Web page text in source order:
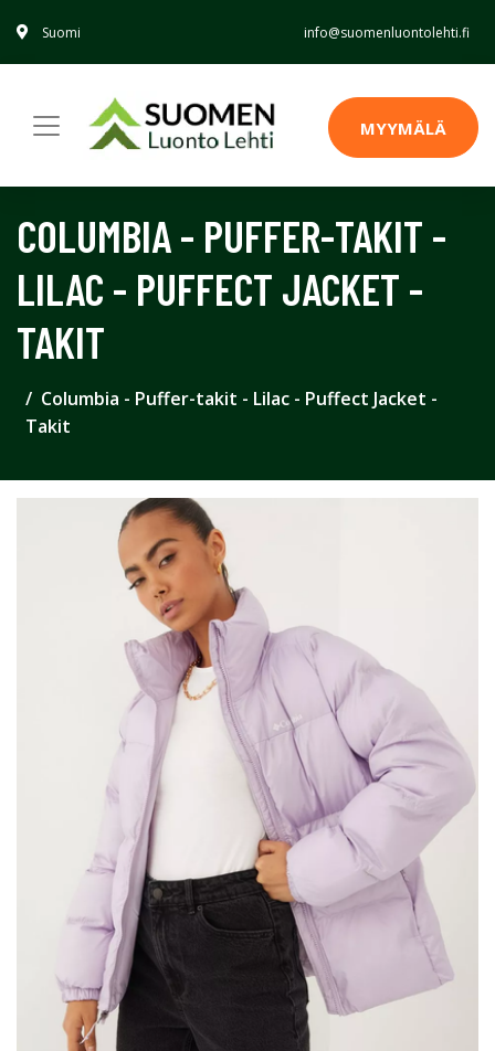
Suomi info@suomenluontolehti.fi
MYYMÄLÄ
COLUMBIA - PUFFER-TAKIT -
LILAC - PUFFECT JACKET -
TAKIT
Columbia - Puffer-takit - Lilac - Puffect Jacket -
Takit